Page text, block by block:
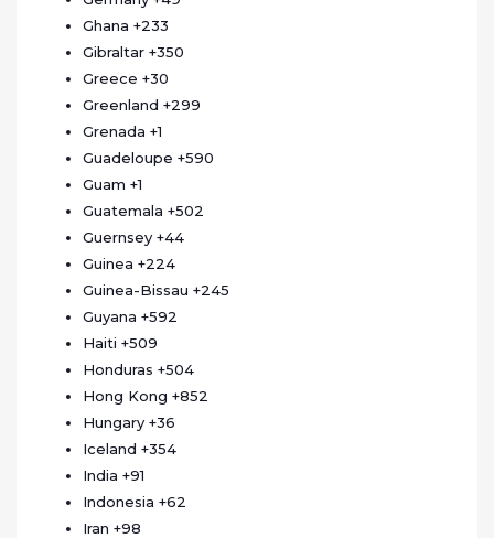
Ghana +233
Gibraltar +350
Greece +30
Greenland +299
Grenada +1
Guadeloupe +590
Guam +1
Guatemala +502
Guernsey +44
Guinea +224
Guinea-Bissau +245
Guyana +592
Haiti +509
Honduras +504
Hong Kong +852
Hungary +36
Iceland +354
India +91
Indonesia +62
Iran +98